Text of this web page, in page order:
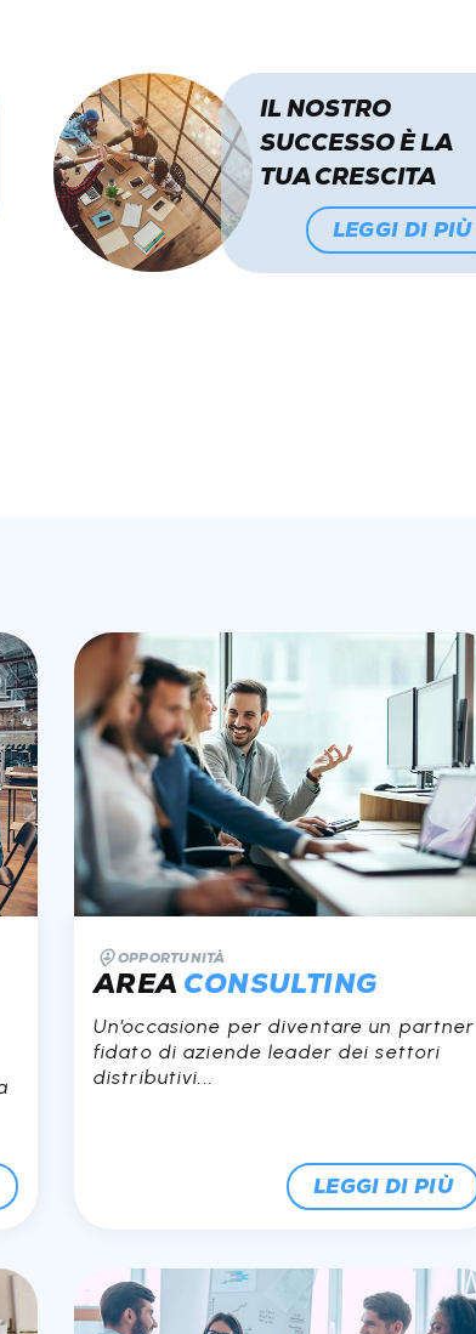
IL NOSTRO
SUCCESSO È LA
TUA CRESCITA
LEGGI DI PIÙ
OPPORTUNITÀ
AREA CONSULTING
Un’occasione per diventare un partner
fidato di aziende leader dei settori
distributivi...
LEGGI DI PIÙ